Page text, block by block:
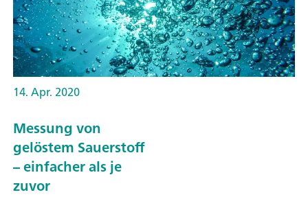
14. Apr. 2020
Messung von
gelöstem Sauerstoff
– einfacher als je
zuvor